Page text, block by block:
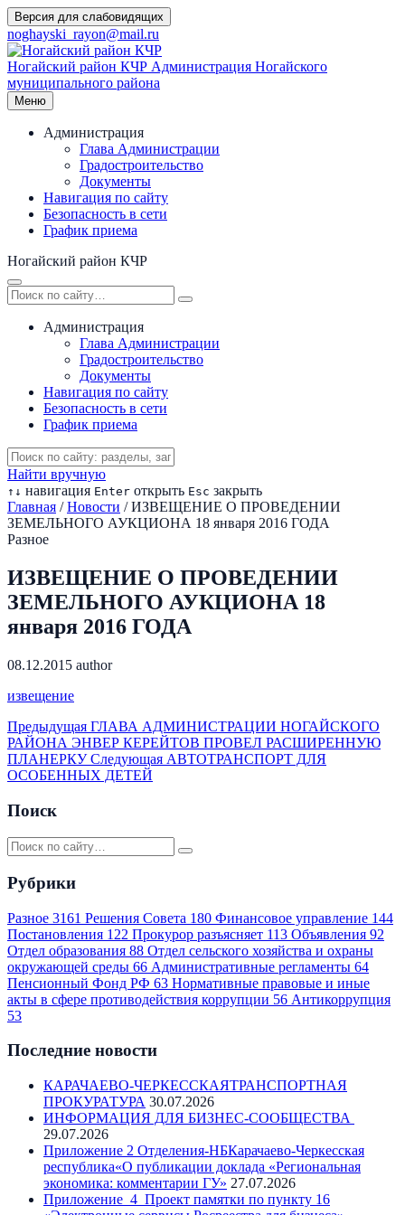
Перейти
к
содержимому
Версия для слабовидящих
noghayski_rayon@mail.ru
Ногайский район КЧР Администрация Ногайского
муниципального района
Меню
Администрация
Глава Администрации
Градостроительство
Документы
Навигация по сайту
Безопасность в сети
График приема
Ногайский район КЧР
Администрация
Глава Администрации
Градостроительство
Документы
Навигация по сайту
Безопасность в сети
График приема
Найти вручную
↑ ↓ навигация Enter открыть Esc закрыть
Главная / Новости / ИЗВЕЩЕНИЕ О ПРОВЕДЕНИИ
ЗЕМЕЛЬНОГО АУКЦИОНА 18 января 2016 ГОДА
Разное
ИЗВЕЩЕНИЕ О ПРОВЕДЕНИИ
ЗЕМЕЛЬНОГО АУКЦИОНА 18
января 2016 ГОДА
08.12.2015 author
извещение
Предыдущая ГЛАВА АДМИНИСТРАЦИИ НОГАЙСКОГО
РАЙОНА ЭНВЕР КЕРЕЙТОВ ПРОВЕЛ РАСШИРЕННУЮ
ПЛАНЕРКУ Следующая АВТОТРАНСПОРТ ДЛЯ
ОСОБЕННЫХ ДЕТЕЙ
Поиск
Рубрики
Разное 3161 Решения Совета 180 Финансовое управление 144
Постановления 122 Прокурор разъясняет 113 Объявления 92
Отдел образования 88 Отдел сельского хозяйства и охраны
окружающей среды 66 Административные регламенты 64
Пенсионный Фонд РФ 63 Нормативные правовые и иные
акты в сфере противодействия коррупции 56 Антикоррупция
53
Последние новости
КАРАЧАЕВО-ЧЕРКЕССКАЯТРАНСПОРТНАЯ
ПРОКУРАТУРА 30.07.2026
ИНФОРМАЦИЯ ДЛЯ БИЗНЕС-СООБЩЕСТВА
29.07.2026
Приложение 2 Отделения-НБКарачаево-Черкесская
республика«О публикации доклада «Региональная
экономика: комментарии ГУ» 27.07.2026
Приложение_4_Проект памятки по пункту 16